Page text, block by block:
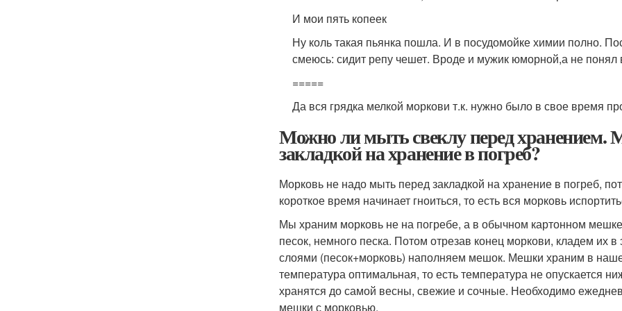
И мои пять копеек
Ну коль такая пьянка пошла. И в посудомойке химии полно.
смеюсь: сидит репу чешет. Вроде и мужик юморной,а не понял
=====
Да вся грядка мелкой моркови т.к. нужно было в свое время
Можно ли мыть свеклу перед хранением.
закладкой на хранение в погреб?
Морковь не надо мыть перед закладкой на хранение в погреб,
короткое время начинает гноиться, то есть вся морковь
Мы храним морковь не на погребе, а в обычном картонном
песок, немного песка. Потом отрезав конец моркови, кладем их
слоями (песок+морковь) наполняем мешок. Мешки храним в
температура оптимальная, то есть температура не опускается
хранятся до самой весны, свежие и сочные. Необходимо
мешки с морковью.